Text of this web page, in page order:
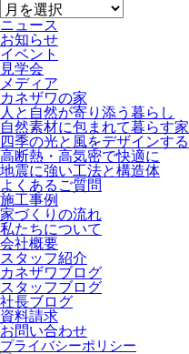
ニュース
お知らせ
イベント
見学会
メディア
カネザワの家
人と自然が寄り添う暮らし
自然素材に包まれて暮らす家
四季の光と風をデザインする
高断熱・高気密で快適に
地震に強い工法と構造体
よくあるご質問
施工事例
家づくりの流れ
私たちについて
会社概要
スタッフ紹介
カネザワブログ
スタッフブログ
社長ブログ
資料請求
お問い合わせ
プライバシーポリシー